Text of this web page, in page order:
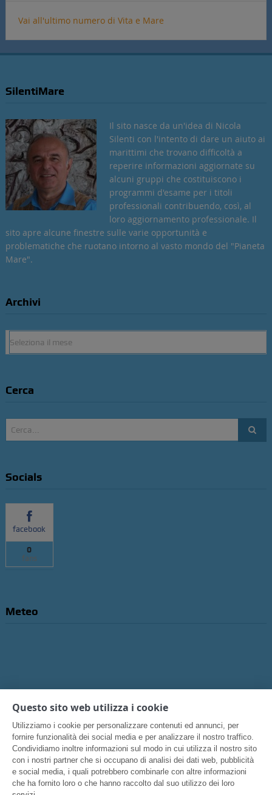
Vai all'ultimo numero di Vita e Mare
SilentiMare
Il sito nasce da un'idea di Nicola
Silenti con l'intento di dare un aiuto ai
marittimi che trovano difficoltà a
reperire informazioni aggiornate su
alcuni gruppi che costituiscono i
programmi d'esame per i titoli
professionali contribuendo, così, al
loro aggiornamento professionale. Il
sito apre alcune finestre sulle varie opportunità e
problematiche che ruotano intorno al vasto mondo del "Pianeta
Mare".
Archivi
Cerca
Socials
facebook
0
fans
Meteo
Questo sito web utilizza i cookie
Utilizziamo i cookie per personalizzare contenuti ed annunci, per
fornire funzionalità dei social media e per analizzare il nostro traffico.
Condividiamo inoltre informazioni sul modo in cui utilizza il nostro sito
con i nostri partner che si occupano di analisi dei dati web, pubblicità
e social media, i quali potrebbero combinarle con altre informazioni
che ha fornito loro o che hanno raccolto dal suo utilizzo dei loro